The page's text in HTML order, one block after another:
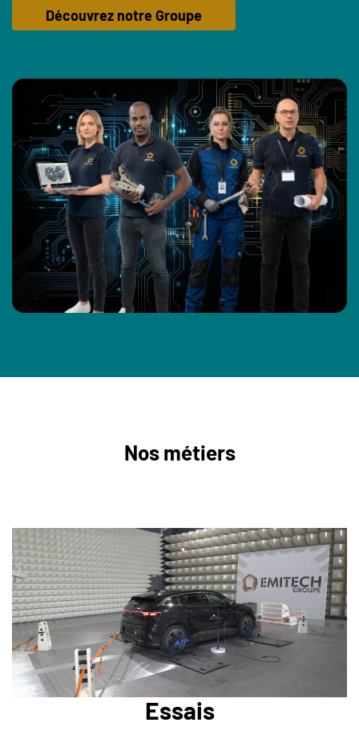
Découvrez notre Groupe
Nos métiers
Essais